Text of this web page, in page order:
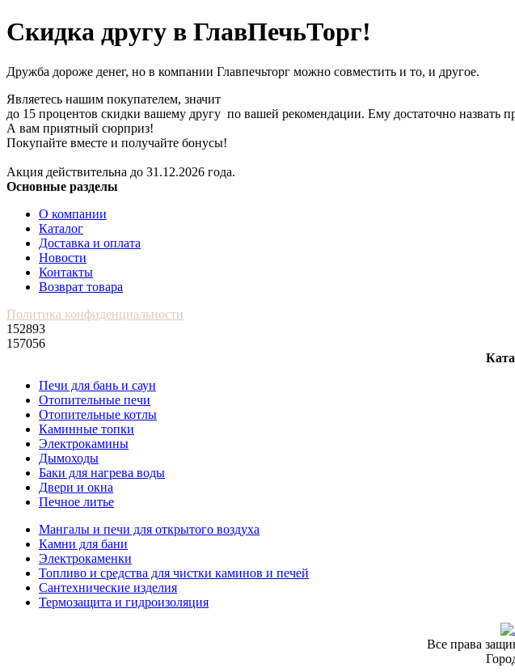
Скидка другу в ГлавПечьТорг!
Дружба дороже денег, но в компании Главпечьторг можно совместить и то, и другое.
Являетесь нашим покупателем, значит
до 15 процентов скидки вашему другу по вашей рекомендации. Ему достаточно назвать
А вам приятный сюрприз!
Покупайте вместе и получайте бонусы!
Акция действительна до 31.12.2026 года.
Основные разделы
О компании
Каталог
Доставка и оплата
Новости
Контакты
Возврат товара
Политика конфиденциальности
152893
157056
Печи для бань и саун
Отопительные печи
Отопительные котлы
Каминные топки
Электрокамины
Дымоходы
Баки для нагрева воды
Двери и окна
Печное литье
Мангалы и печи для открытого воздуха
Камни для бани
Электрокаменки
Топливо и средства для чистки каминов и печей
Сантехнические изделия
Термозащита и гидроизоляция
Все права